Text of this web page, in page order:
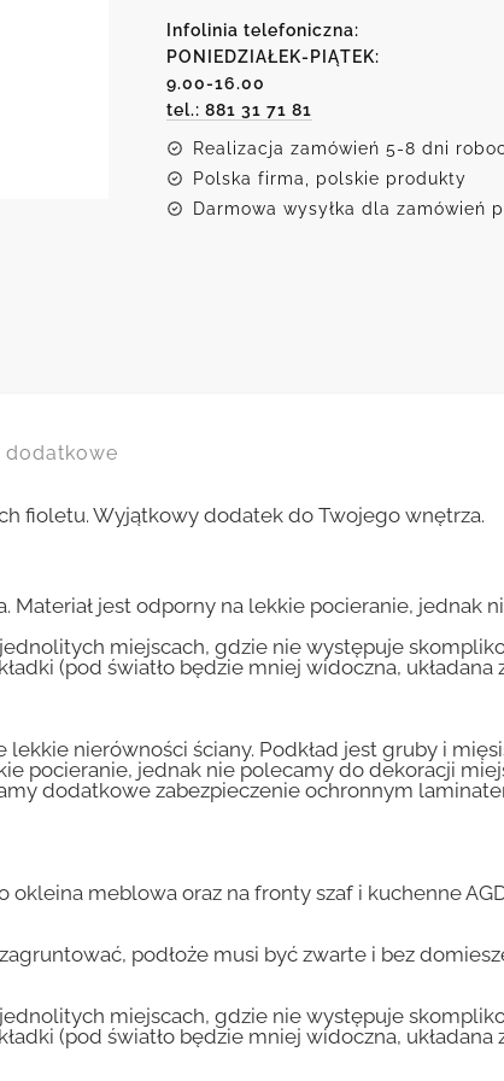
-
Fioletowe
drzewo
i
księżyc
Infolinia telefoniczna:
PONIEDZIAŁEK-PIĄTEK:
9.00-16.00
tel.: 881 31 71 81
Realizacja zamówień 5-8 dni
Polska firma, polskie produkty
Darmowa wysyłka dla zamówień
fioletu. Wyjątkowy dodatek do Twojego wnętrza.
Materiał jest odporny na lekkie pocieranie, jednak
miejscach, gdzie nie występuje
(pod światło będzie mniej widoczna, układana
nierówności ściany. Podkład jest gruby i
pocieranie, jednak nie polecamy do dekoracji
dodatkowe zabezpieczenie ochronnym
okleina meblowa oraz na fronty szaf i kuchenne
podłoże musi być zwarte i bez
miejscach, gdzie nie występuje
(pod światło będzie mniej widoczna, układana